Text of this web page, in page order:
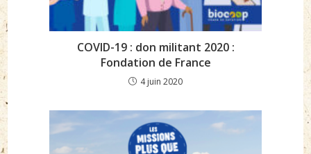
COVID-19 : don militant 2020 :
Fondation de France
4 juin 2020